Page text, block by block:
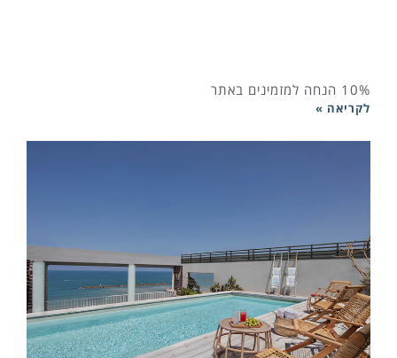
10% הנחה למזמינים באתר
לקריאה »